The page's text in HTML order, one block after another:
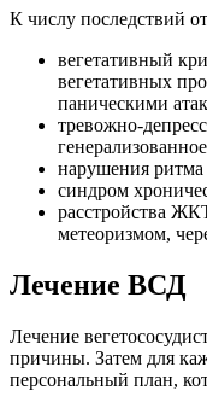
К числу последствий
вегетативный
вегетативных
паническими
нарушения ритма
синдром
расстройства
метеоризмом,
Лечение ВСД
Лечение
причины. Затем для
персональный план,